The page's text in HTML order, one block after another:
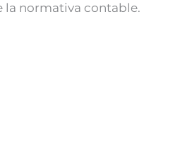
la normativa contable.